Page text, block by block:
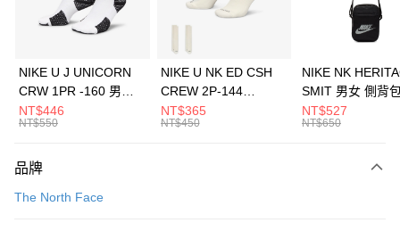
華南商業銀行
彰化商業銀行
上海商業儲蓄銀行
元大商業銀行
台灣樂天信用卡公司
Apple Pay
全盈+PAY
AFTEE先享後付
【關於「AFTEE先享後付」】
便利好安心！
運送方式
NIKE U J UNICORN
CRW 1PR -160 男女
中統襪 FZ3393100
NT$446
NT$550
NIKE U NK ED CSH
CREW 2P-144
EMBRDY 男女 短統襪
FZ3073133
NT$365
NT$450
NIKE NK
SMIT 男女 側背
BA5871010
NT$527
NT$650
品牌
The North Face